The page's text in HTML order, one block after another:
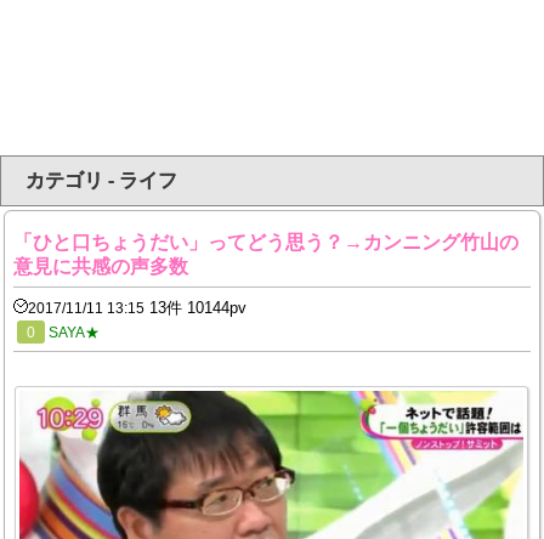
カテゴリ - ライフ
「ひと口ちょうだい」ってどう思う？→カンニング竹山の
意見に共感の声多数
2017/11/11 13:15 13件 10144pv
0 SAYA★